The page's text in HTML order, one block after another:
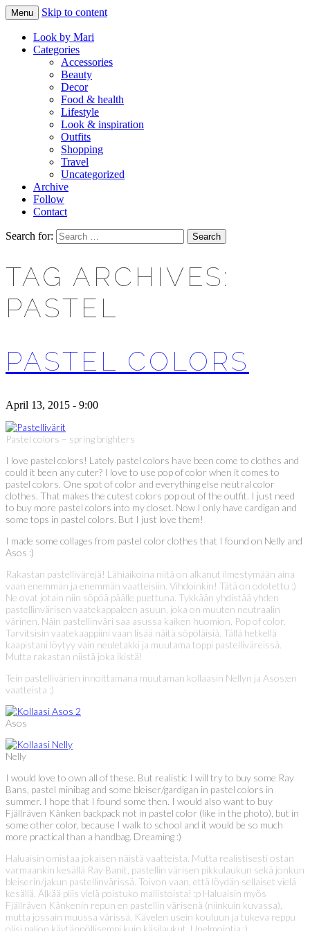
LOOK BY MARI
Makeup & beauty blog
Menu Skip to content
Look by Mari
Categories
Accessories
Beauty
Decor
Food & health
Lifestyle
Look & inspiration
Outfits
Shopping
Travel
Uncategorized
Archive
Follow
Contact
Search for:
TAG ARCHIVES:
PASTEL
PASTEL COLORS
April 13, 2015 - 9:00
Pastel colors – spring brighters
I love pastel colors! Lately pastel colors have been come to clothes and
could it been any cuter? I love to use pop of color when it comes to
pastel colors. One spot of color and everything else neutral color
clothes. That makes the cutest colors pop out of the outfit. I just need
to buy more pastel colors into my closet. Now I only have cardigan and
some tops in pastel colors. But I just love them!
I made some collages from pastel color clothes that I found on Nelly and
Asos :)
Rakastan pastellivärejä! Lähiaikoina niitä on alkanut ilmestymään aina
vaan enemmän ja enemmän vaatteisiin. Vihdoinkin! Tätä on odotettu :)
Ne ovat jotain niin söpöä päälle puettuna. Tykkään yhdistää yhden
pastellinvärisen vaatekappaleen asuun, joka on muuten neutraalin
värinen. Näin pastellinväri saa asussa kaiken huomion. Pop of color.
Tarvitsisin vaatekaappiini vaan lisää näitä söpöläisiä. Tällä hetkellä
kaapistani löytyy vain neuletakki ja muutama toppi pastelliväreissä.
Mutta rakastan niistä joka ikistä!
Tein pastellivärien innoittamana muutaman kollaasin Nellyn ja Asos:en
vaatteista :)
Asos
Nelly
I would love to own all of these. But realistic I will try to buy some Ray
Bans, pastel minibag and some bleiser/gardigan in pastel colors in
summer. I hope that I found some then. I would also want to buy
Fjällräven Kånken backpack not in pastel color (like in the photo), but in
some other color, because I walk to school and it would be so much
more practical than a handbag. Dreaming :)
Haluaisin omistaa jokaisen näistä vaatteista. Mutta realistisesti ostan
varmaankin kesällä Ray Banit, pastellin värisen pikkulaukun sekä jonkun
bleiserin/jakun pastellinvärissä. Toivon vaan, että löydän sellaiset vielä
kesällä. Älkää pliis vielä poistuko mallistoista! :p Haluaisin myös
Fjällräven Kånkenin repun en pastellin värisenä (niinkuin kuvassa),
mutta jossain muussa värissä. Kävelen usein kouluun ja tukeva reppu
olisi paljon käytännöllisempi kuin käsilaukut. Unelmointia :)